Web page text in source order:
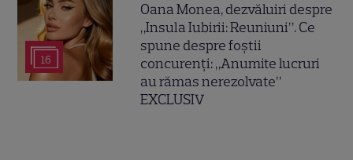
16
Oana Monea, dezvăluiri despre
„Insula Iubirii: Reuniuni”. Ce
spune despre foștii
concurenți: „Anumite lucruri
au rămas nerezolvate”
EXCLUSIV